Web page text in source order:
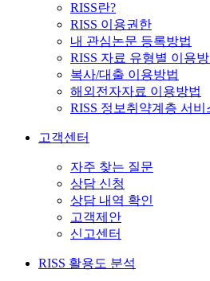
RISS란?
RISS 이용권한
내 관심논문 등록방법
RISS 자료 유형별 이용
복사/대출 이용방법
해외전자자료 이용방법
RISS 정보취약계층 서비
고객센터
자주 찾는 질문
상담 신청
상담 내역 확인
고객제안
신고센터
RISS 활용도 분석